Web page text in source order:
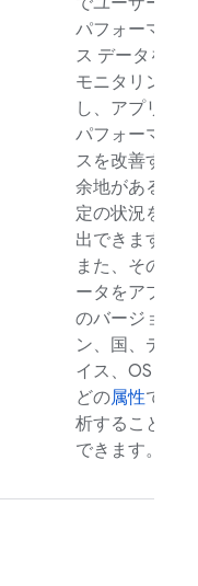
パフォーマン
ス データを
モニタリング
し、アプリの
パフォーマン
スを改善する
余地がある特
定の状況を検
出できます。
また、そのデ
ータをアプリ
のバージョ
ン、国、デバ
イス、OS な
どの属性で分
析することも
できます。